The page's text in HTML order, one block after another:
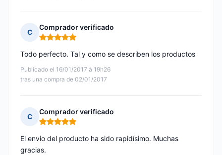
C
Comprador verificado
Nota: 5 de 5
Publicado el 16/01/2017 à 19h26
tras una compra de 02/01/2017
Todo perfecto. Tal y como se describen los productos
C
Comprador verificado
Nota: 5 de 5
El envio del producto ha sido rapidísimo. Muchas
gracias.